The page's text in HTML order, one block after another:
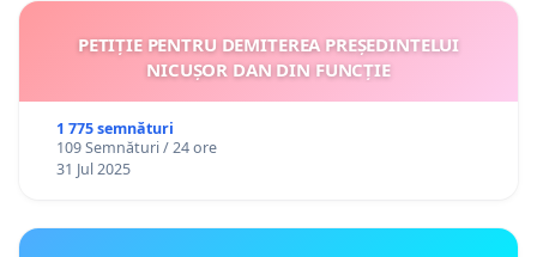
PETIȚIE PENTRU DEMITEREA PREȘEDINTELUI
NICUȘOR DAN DIN FUNCȚIE
1 775 semnături
109 Semnături / 24 ore
31 Jul 2025